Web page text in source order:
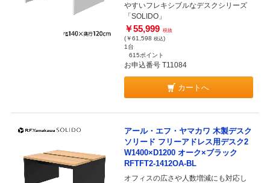
やすいフレキシブルなデスクシリーズ
「SOLIDO」
￥55,999 税抜
(￥61,598 税込)
1台
615ポイント
お申込番号 T11084
カートへ
アール・エフ・ヤマカワ 木製デスク
ソリード フリーアドレス用デスク2
W1400×D1200 オーク×ブラック
RFTFT2-1412OA-BL
オフィスの広さや人数増減にも対応し